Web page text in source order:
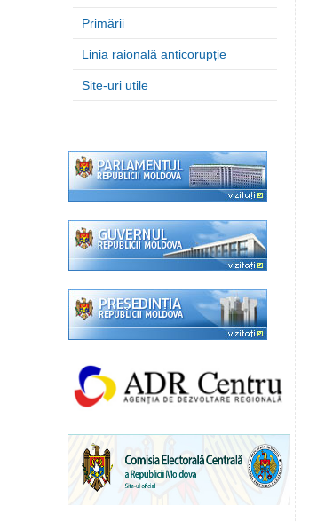
Primării
Linia raională anticorupție
Site-uri utile